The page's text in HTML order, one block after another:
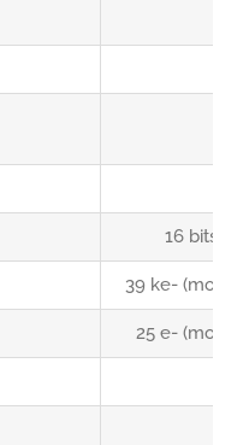
16 bits
39 ke- (mode
25 e- (mode